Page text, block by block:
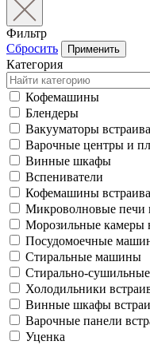
Фильтр
Сбросить
Применить
Категория
Кофемашины
Блендеры
Вакууматоры
Варочные центры и
Винные шкафы
Вспениватели
Кофемашины
Микроволновые печи
Морозильные камеры
Посудомоечные
Стиральные машины
Стирально-
Холодильники
Винные шкафы
Варочные панели
Уценка